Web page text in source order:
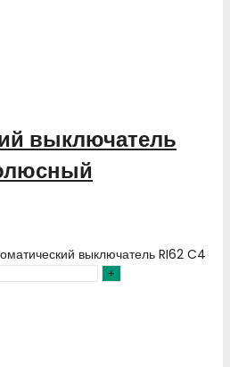
выключатель
выключатель RI62 C4